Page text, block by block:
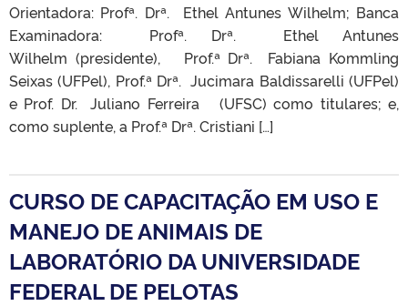
Orientadora: Profª. Drª. Ethel Antunes Wilhelm; Banca
Examinadora: Profª. Drª. Ethel Antunes
Wilhelm (presidente), Prof.ª Drª. Fabiana Kommling
Seixas (UFPel), Prof.ª Drª. Jucimara Baldissarelli (UFPel)
e Prof. Dr. Juliano Ferreira (UFSC) como titulares; e,
como suplente, a Prof.ª Drª. Cristiani […]
CURSO DE CAPACITAÇÃO EM USO E
MANEJO DE ANIMAIS DE
LABORATÓRIO DA UNIVERSIDADE
FEDERAL DE PELOTAS